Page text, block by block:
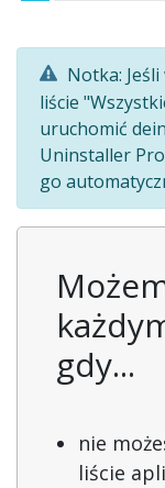
Notka: Jeśli
liście
uruchomić
Uninstaller
go
gdy...
nie
liście